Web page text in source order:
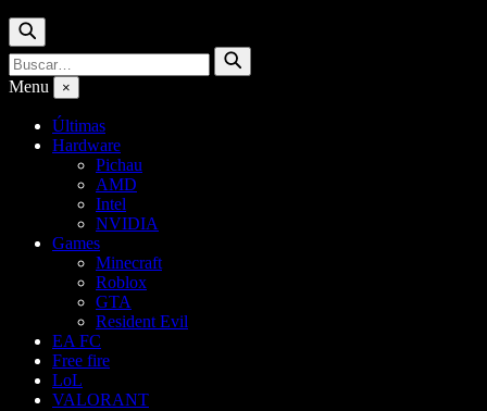
Buscar
Buscar
por:
Buscar
Menu ×
Últimas
Hardware
Pichau
AMD
Intel
NVIDIA
Games
Minecraft
Roblox
GTA
Resident Evil
EA FC
Free fire
LoL
VALORANT